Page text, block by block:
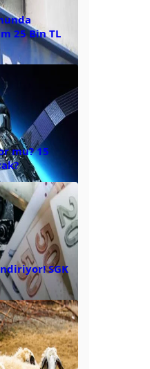
25 Bin TL
mu? 15
SGK